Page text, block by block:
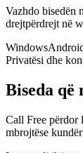
Vazhdo bisedën
drejtpërdrejt në
Windows
Privatësi dhe
Biseda që
Call Free përdor
mbrojtëse